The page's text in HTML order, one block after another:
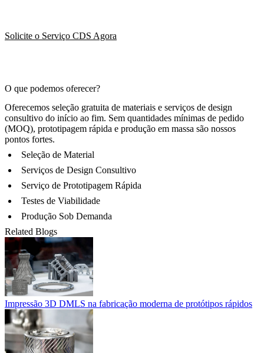
Solicite o Serviço CDS Agora
O que podemos oferecer?
Oferecemos seleção gratuita de materiais e serviços de design
consultivo do início ao fim. Sem quantidades mínimas de pedido
(MOQ), prototipagem rápida e produção em massa são nossos
pontos fortes.
Seleção de Material
Serviços de Design Consultivo
Serviço de Prototipagem Rápida
Testes de Viabilidade
Produção Sob Demanda
Related Blogs
Impressão 3D DMLS na fabricação moderna de protótipos rápidos